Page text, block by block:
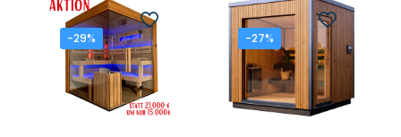
-29% -27%